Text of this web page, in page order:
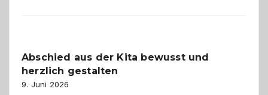
verstehen
Abschied aus der Kita bewusst und
herzlich gestalten
9. Juni 2026